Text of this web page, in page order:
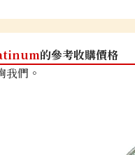
的參考收購價格
我們。